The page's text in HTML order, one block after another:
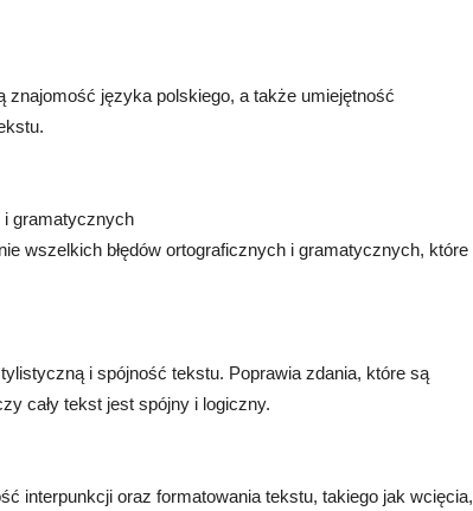
znajomość języka polskiego, a także umiejętność
i gramatycznych
wszelkich błędów ortograficznych i gramatycznych, które
i spójność tekstu. Poprawia zdania, które są
cały tekst jest spójny i logiczny.
interpunkcji oraz formatowania tekstu, takiego jak wcięcia,